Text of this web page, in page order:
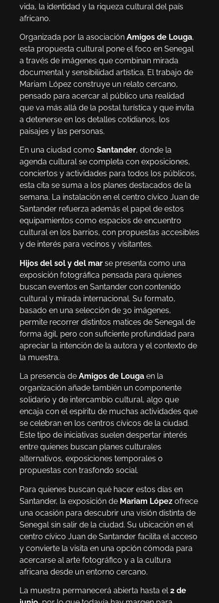
vida, la identidad y la riqueza cultural del país
africano.
Organizada por la asociación Amigos de Louga,
esta propuesta cultural pone el foco en Senegal
a través de imágenes que combinan mirada
documental y sensibilidad artística. El trabajo de
Mariam López construye un relato cercano,
pensado para acercar al público una realidad
que va más allá de la postal turística y que invita
a detenerse en los detalles cotidianos, los
paisajes y las personas.
En una ciudad como Santander, donde la
agenda cultural se completa con exposiciones,
conciertos y actividades para todos los públicos,
esta cita se suma a los planes destacados de la
semana. La instalación en el centro cívico Juan de
Santander refuerza además el papel de estos
equipamientos como espacios de encuentro
cultural en los barrios, con propuestas accesibles
y de interés para vecinos y visitantes.
Hijos del sol y del mar se presenta como una
exposición fotográfica pensada para quienes
buscan eventos en Santander con contenido
cultural y mirada internacional. Su formato,
basado en una selección de 30 imágenes,
permite recorrer distintos matices de Senegal de
forma ágil, pero con suficiente profundidad para
apreciar la intención de la autora y el contexto de
la muestra.
La presencia de Amigos de Louga en la
organización añade también un componente
solidario y de intercambio cultural, algo que
encaja con el espíritu de muchas actividades que
se celebran en los centros cívicos de la ciudad.
Este tipo de iniciativas suelen despertar interés
entre quienes buscan planes culturales
alternativos, exposiciones temporales o
propuestas con trasfondo social.
Para quienes buscan qué hacer estos días en
Santander, la exposición de Mariam López ofrece
una ocasión para descubrir una visión distinta de
Senegal sin salir de la ciudad. Su ubicación en el
centro cívico Juan de Santander facilita el acceso
y convierte la visita en una opción cómoda para
acercarse al arte fotográfico y a la cultura
africana desde un entorno cercano.
La muestra permanecerá abierta hasta el2 de